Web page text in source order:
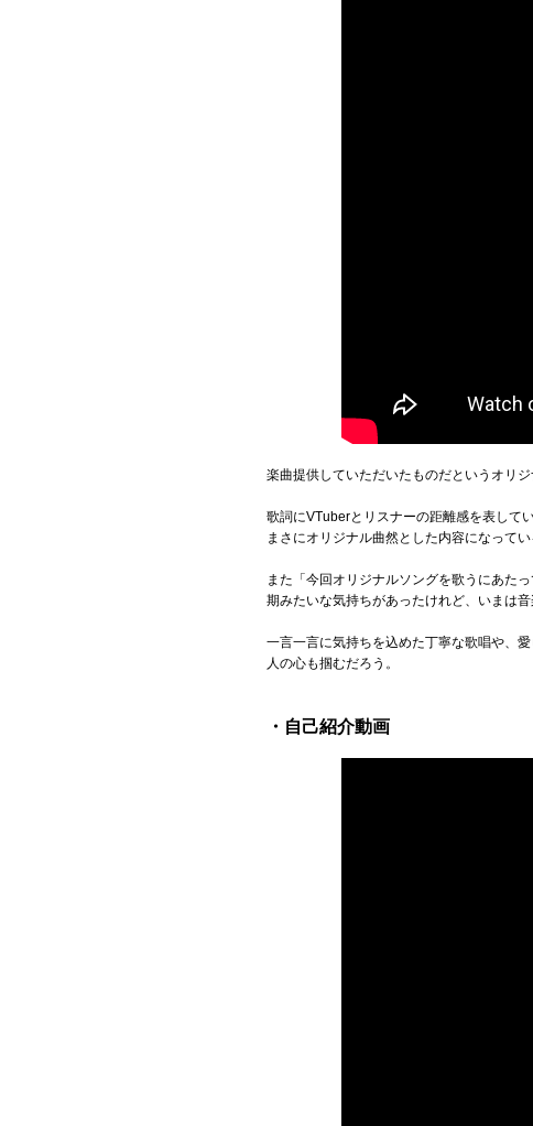
楽曲提供していただいたものだというオリ
歌詞にVTuberとリスナーの距離感を表して
まさにオリジナル曲然とした内容になって
また「今回オリジナルソングを歌うにあた
期みたいな気持ちがあったけれど、いまは
一言一言に気持ちを込めた丁寧な歌唱や、
人の心も掴むだろう。
・自己紹介動画